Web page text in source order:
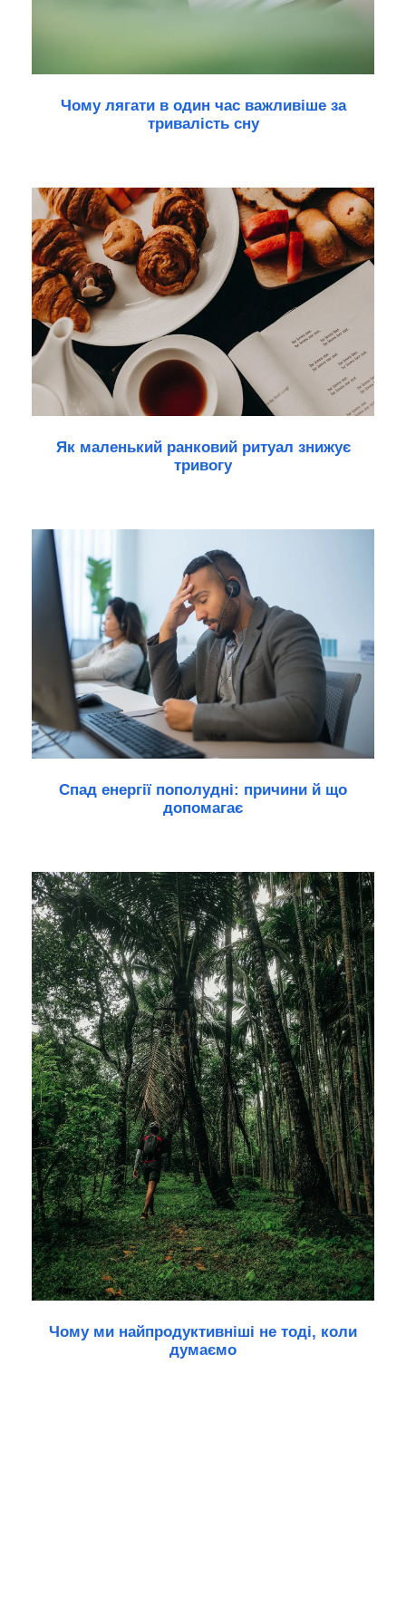
Чому лягати в один час важливіше за
тривалість сну
Як маленький ранковий ритуал знижує
тривогу
Спад енергії пополудні: причини й що
допомагає
Чому ми найпродуктивніші не тоді, коли
думаємо